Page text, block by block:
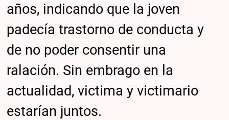
años, indicando que la joven
padecía trastorno de conducta y
de no poder consentir una
ralación. Sin embrago en la
actualidad, victima y victimario
estarían juntos.